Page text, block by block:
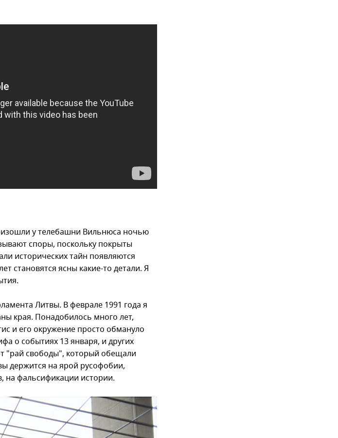
у телебашни Вильнюса ночью
споры, поскольку покрыты
исторических тайн появляются
становятся ясны какие-то детали. Я
Литвы. В феврале 1991 года я
края. Понадобилось много лет,
и его окружение просто обмануло
о событиях 13 января, и других
"рай свободы", который обещали
держится на ярой русофобии,
на фальсификации истории.